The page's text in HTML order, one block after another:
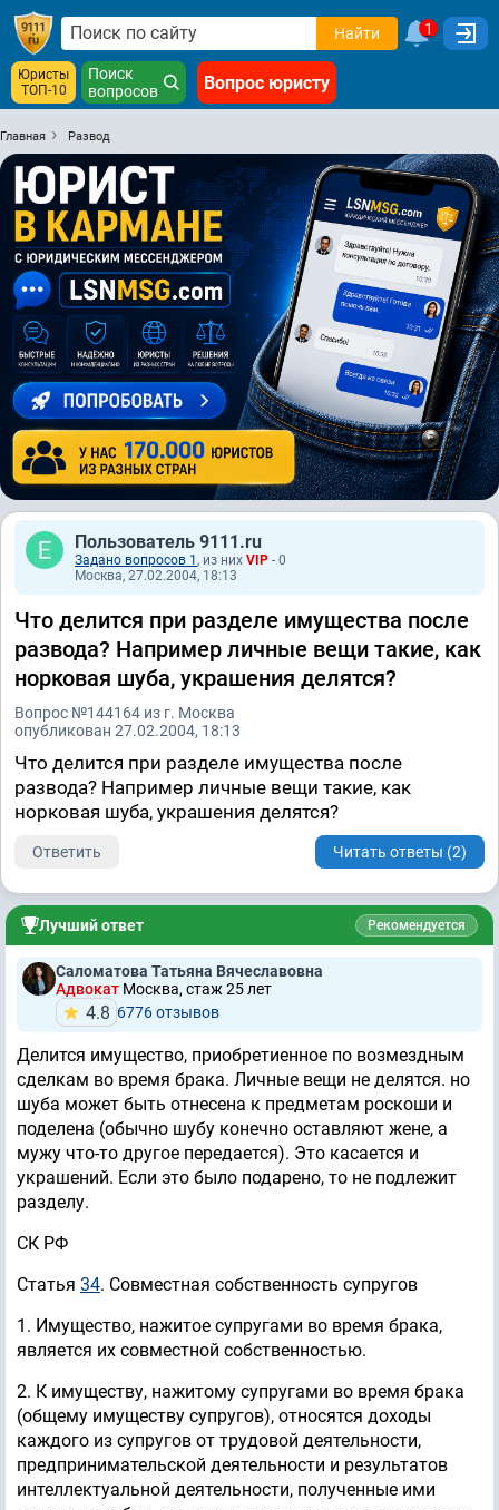
Найти 1
Юристы
ТОП-10
Поиск
вопросов
Вопрос юристу
Главная Развод
Пользователь 9111.ru
Задано вопросов 1 , из них VIP - 0
Москва, 27.02.2004, 18:13
Что делится при разделе имущества после
развода? Например личные вещи такие, как
норковая шуба, украшения делятся?
Вопрос №144164 из г. Москва
опубликован 27.02.2004, 18:13
Что делится при разделе имущества после
развода? Например личные вещи такие, как
норковая шуба, украшения делятся?
Ответить Читать ответы (2)
Лучший ответ Рекомендуется
Саломатова Татьяна Вячеславовна
Адвокат Москва, стаж 25 лет
4.8 6776 отзывов
Делится имущество, приобретиенное по возмездным
сделкам во время брака. Личные вещи не делятся. но
шуба может быть отнесена к предметам роскоши и
поделена (обычно шубу конечно оставляют жене, а
мужу что-то другое передается). Это касается и
украшений. Если это было подарено, то не подлежит
разделу.
СК РФ
Статья 34. Совместная собственность супругов
1. Имущество, нажитое супругами во время брака,
является их совместной собственностью.
2. К имуществу, нажитому супругами во время брака
(общему имуществу супругов), относятся доходы
каждого из супругов от трудовой деятельности,
предпринимательской деятельности и результатов
интеллектуальной деятельности, полученные ими